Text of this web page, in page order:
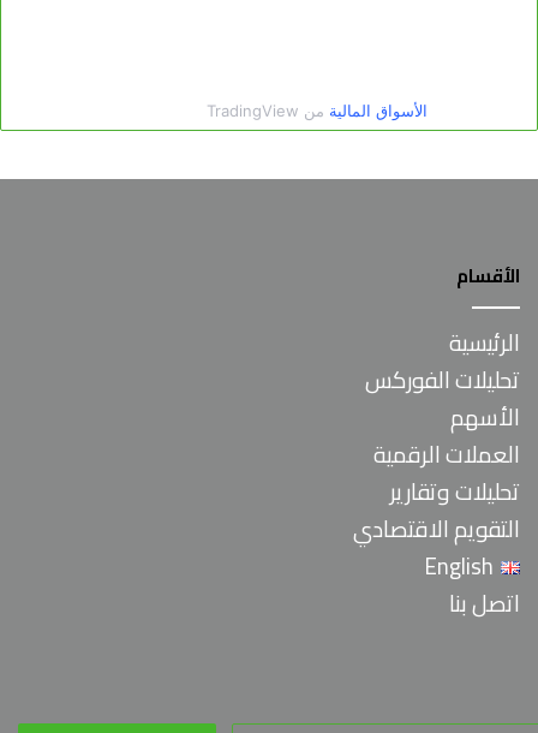
الأقسام
الرئيسية
تحليلات الفوركس
الأسهم
العملات الرقمية
تحليلات وتقارير
التقويم الاقتصادي
English
اتصل بنا